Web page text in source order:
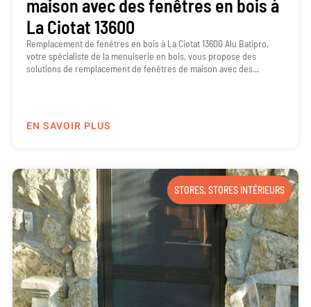
maison avec des fenêtres en bois à
La Ciotat 13600
Remplacement de fenêtres en bois à La Ciotat 13600 Alu Batipro,
votre spécialiste de la menuiserie en bois, vous propose des
solutions de remplacement de fenêtres de maison avec des...
EN SAVOIR PLUS
STORES,STORES INTÉRIEURS